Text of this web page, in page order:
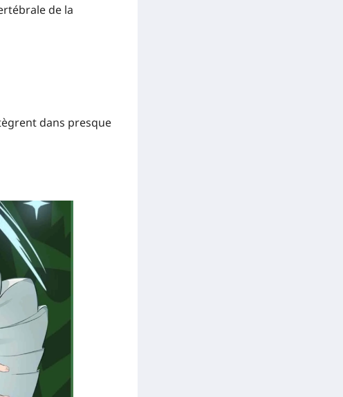
de la
dans presque